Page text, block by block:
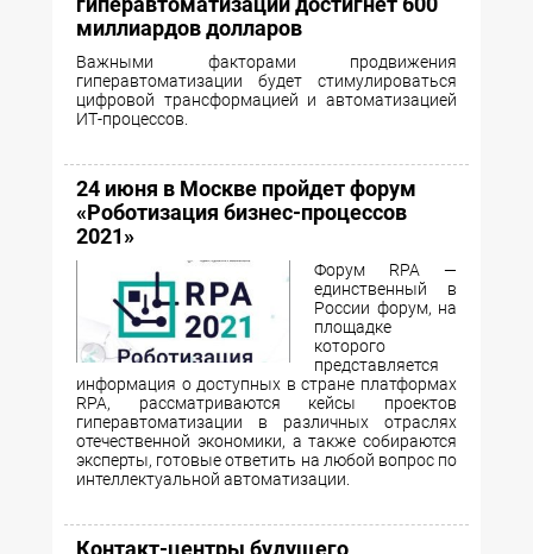
миллиардов долларов
Важными факторами продвижения
гиперавтоматизации будет стимулироваться
цифровой трансформацией и автоматизацией
ИТ-процессов.
24 июня в Москве пройдет форум
«Роботизация бизнес-процессов
2021»
Форум RPA —
единственный в
России форум, на
площадке
которого
представляется
информация о доступных в стране платформах
RPA, рассматриваются кейсы проектов
гиперавтоматизации в различных отраслях
отечественной экономики, а также собираются
эксперты, готовые ответить на любой вопрос по
интеллектуальной автоматизации.
Контакт-центры будущего